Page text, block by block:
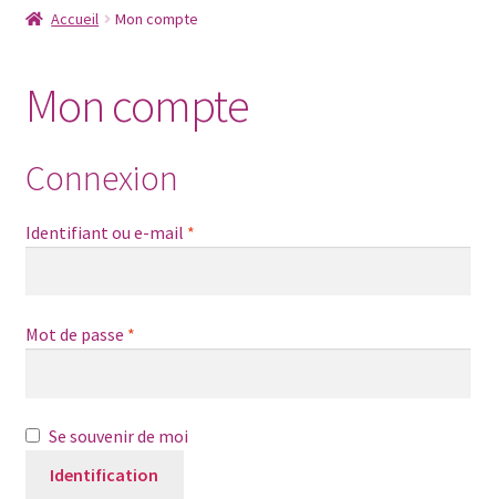
Contact
Livraison
Mon compte
Qui sommes- nous
Accueil Mon compte
Mon compte
Connexion
Identifiant ou e-mail *
Mot de passe *
Se souvenir de moi
Identification